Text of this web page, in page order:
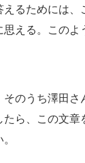
えるためには
思える。この
そのうち澤田さ
たら、この文